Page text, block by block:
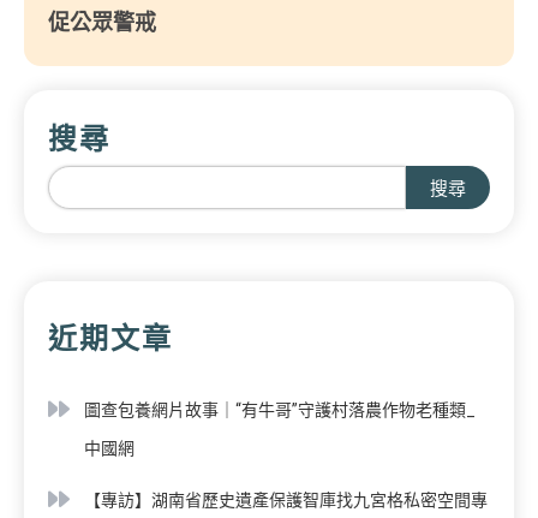
促公眾警戒
搜尋
搜尋
近期文章
圖查包養網片故事｜“有牛哥”守護村落農作物老種類_
中國網
【專訪】湖南省歷史遺產保護智庫找九宮格私密空間專